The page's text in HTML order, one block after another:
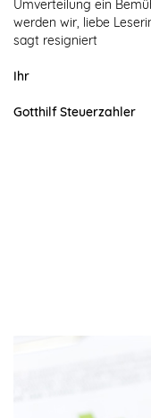
Umverteilung ein
werden wir, liebe
sagt resigniert
Ihr
Gotthilf Steuerzahler